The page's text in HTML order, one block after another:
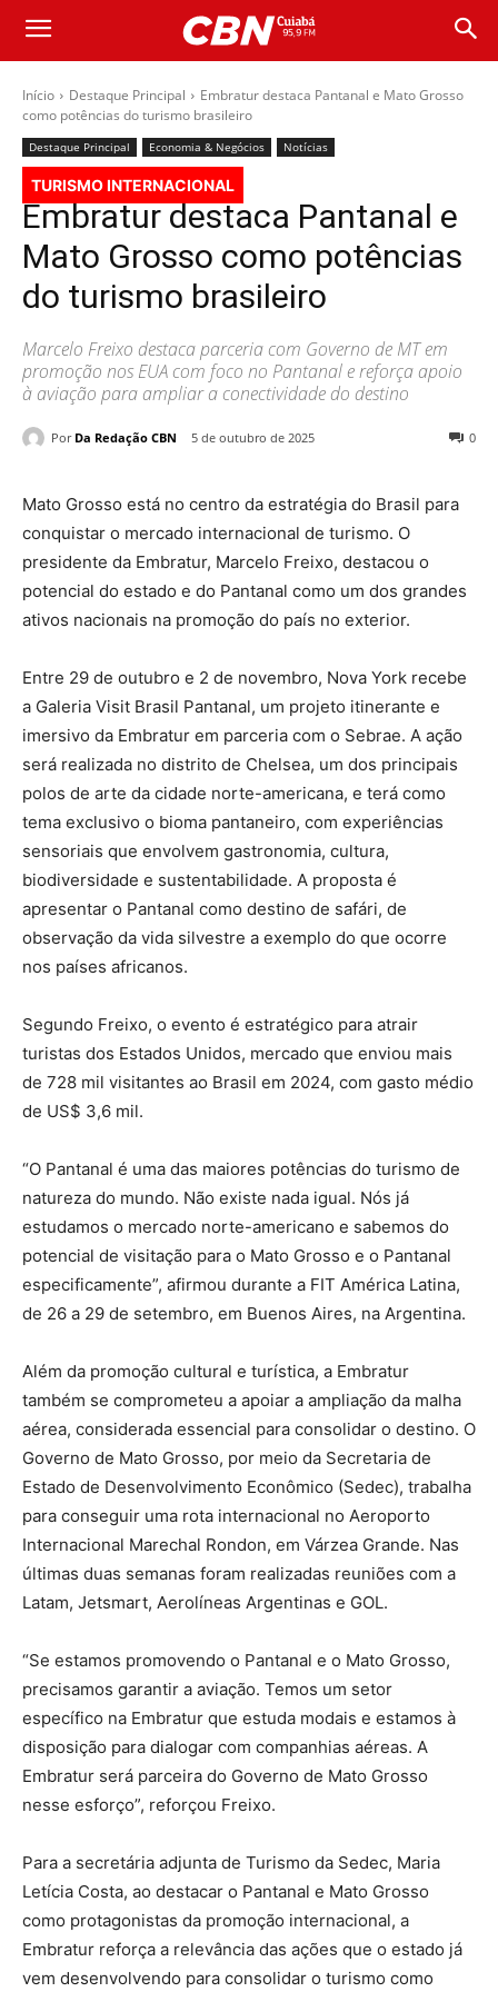
Início Destaque Principal
Embratur destaca Pantanal e Mato Grosso
como potências do turismo brasileiro
Destaque Principal Economia & Negócios Notícias
TURISMO INTERNACIONAL
Embratur destaca Pantanal e
Mato Grosso como potências
do turismo brasileiro
Marcelo Freixo destaca parceria com Governo de MT em
promoção nos EUA com foco no Pantanal e reforça apoio
à aviação para ampliar a conectividade do destino
Por Da Redação CBN 5 de outubro de 2025 0
Mato Grosso está no centro da estratégia do Brasil para
conquistar o mercado internacional de turismo. O
presidente da Embratur, Marcelo Freixo, destacou o
potencial do estado e do Pantanal como um dos grandes
ativos nacionais na promoção do país no exterior.
Entre 29 de outubro e 2 de novembro, Nova York recebe
a Galeria Visit Brasil Pantanal, um projeto itinerante e
imersivo da Embratur em parceria com o Sebrae. A ação
será realizada no distrito de Chelsea, um dos principais
polos de arte da cidade norte-americana, e terá como
tema exclusivo o bioma pantaneiro, com experiências
sensoriais que envolvem gastronomia, cultura,
biodiversidade e sustentabilidade. A proposta é
apresentar o Pantanal como destino de safári, de
observação da vida silvestre a exemplo do que ocorre
nos países africanos.
Segundo Freixo, o evento é estratégico para atrair
turistas dos Estados Unidos, mercado que enviou mais
de 728 mil visitantes ao Brasil em 2024, com gasto médio
de US$ 3,6 mil.
“O Pantanal é uma das maiores potências do turismo de
natureza do mundo. Não existe nada igual. Nós já
estudamos o mercado norte-americano e sabemos do
potencial de visitação para o Mato Grosso e o Pantanal
especificamente”, afirmou durante a FIT América Latina,
de 26 a 29 de setembro, em Buenos Aires, na Argentina.
Além da promoção cultural e turística, a Embratur
também se comprometeu a apoiar a ampliação da malha
aérea, considerada essencial para consolidar o destino. O
Governo de Mato Grosso, por meio da Secretaria de
Estado de Desenvolvimento Econômico (Sedec), trabalha
para conseguir uma rota internacional no Aeroporto
Internacional Marechal Rondon, em Várzea Grande. Nas
últimas duas semanas foram realizadas reuniões com a
Latam, Jetsmart, Aerolíneas Argentinas e GOL.
“Se estamos promovendo o Pantanal e o Mato Grosso,
precisamos garantir a aviação. Temos um setor
específico na Embratur que estuda modais e estamos à
disposição para dialogar com companhias aéreas. A
Embratur será parceira do Governo de Mato Grosso
nesse esforço”, reforçou Freixo.
Para a secretária adjunta de Turismo da Sedec, Maria
Letícia Costa, ao destacar o Pantanal e Mato Grosso
como protagonistas da promoção internacional, a
Embratur reforça a relevância das ações que o estado já
vem desenvolvendo para consolidar o turismo como